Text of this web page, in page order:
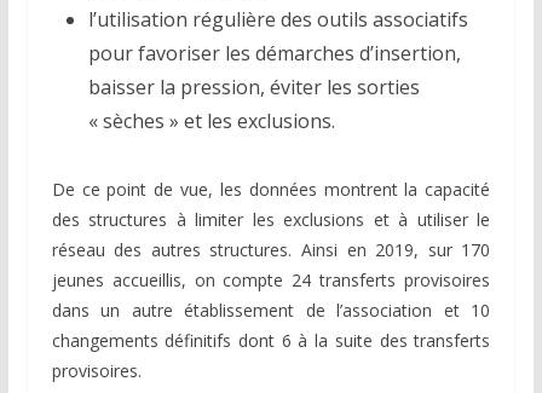
l’utilisation régulière des outils associatifs
pour favoriser les démarches d’insertion,
baisser la pression, éviter les sorties
« sèches » et les exclusions.
De ce point de vue, les données montrent la capacité
des structures à limiter les exclusions et à utiliser le
réseau des autres structures. Ainsi en 2019, sur 170
jeunes accueillis, on compte 24 transferts provisoires
dans un autre établissement de l’association et 10
changements définitifs dont 6 à la suite des transferts
provisoires.